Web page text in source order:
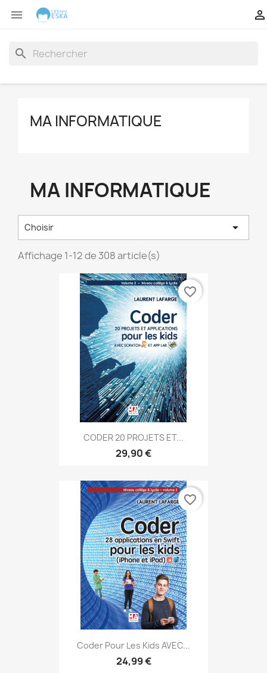
 
search
MA INFORMATIQUE
MA INFORMATIQUE
Choisir 
Affichage 1-12 de 308 article(s)
CODER 20 PROJETS ET...
29,90 €
favorite_border
Coder Pour Les Kids AVEC...
24,99 €
favorite_border